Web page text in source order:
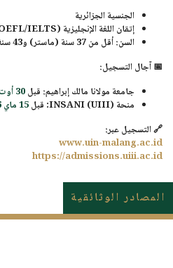
الجنسية الجزائرية
إتقان اللغة الإنجليزية (TOEFL/IELTS)
السن: أقل من 37 سنة (ماستر) و43 سنة (دكتوراه)
📅آجال التسجيل:
جامعة مولانا مالك إبراهيم: قبل
منحة INSANI (UIII): قبل
🔗 التسجيل عبر:
www.uin-malang.ac.id
https://admissions.uiii.ac.id
المصادر الوثائقية